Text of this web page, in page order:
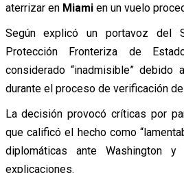
aterrizar en Miamien un vuelo
Según explicó un portavoz del
Protección Fronteriza de
considerado “inadmisible” debido
durante el proceso de verificación
La decisión provocó críticas por
que calificó el hecho como
diplomáticas ante Washington
explicaciones.